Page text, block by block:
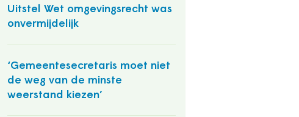
Uitstel Wet omgevingsrecht was
onvermijdelijk
‘Gemeentesecretaris moet niet
de weg van de minste
weerstand kiezen’